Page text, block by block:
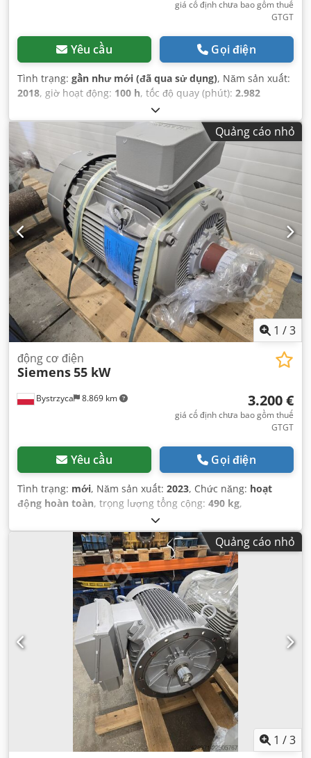
giá cố định chưa bao gồm thuế
GTGT
Yêu cầu Gọi điện
Tình trạng: gần như mới (đã qua sử dụng), Năm sản xuất:
2018, giờ hoạt động: 100 h, tốc độ quay (phút): 2.982
, điện áp đầu vào:500 V
Quảng cáo nhỏ
1 /3
Bystrzyca 8.869 km
động cơ điện
Siemens55 kW
3.200 €
giá cố định chưa bao gồm thuế
GTGT
Yêu cầu Gọi điện
Tình trạng: mới, Năm sản xuất: 2023, Chức năng: hoạt
động hoàn toàn, trọng lượng tổng cộng: 490 kg,
Quảng cáo nhỏ
1 /3